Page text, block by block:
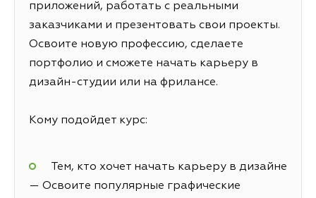
приложений, работать с реальными
заказчиками и презентовать свои проекты.
Освоите новую профессию, сделаете
портфолио и сможете начать карьеру в
дизайн-студии или на фрилансе.
Кому подойдет курс:
Тем, кто хочет начать карьеру в дизайне
— Освоите популярные графические